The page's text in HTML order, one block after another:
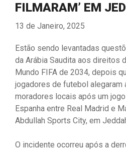
FILMARAM’ EM
13 de Janeiro, 2025
Estão sendo levantadas
da Arábia Saudita aos direitos
Mundo FIFA de 2034, depois
jogadores de futebol
moradores locais após um
Espanha entre Real Madrid e
Abdullah Sports City, em
O incidente ocorreu após a